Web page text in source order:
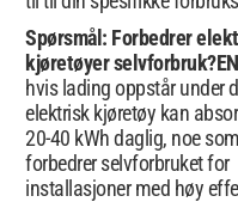
Spørsmål: Forbedrer
kjøretøyer selvforbruk?
hvis lading oppstår under
elektrisk kjøretøy kan
20-40 kWh daglig, noe
forbedrer selvforbruket for
installasjoner med høy